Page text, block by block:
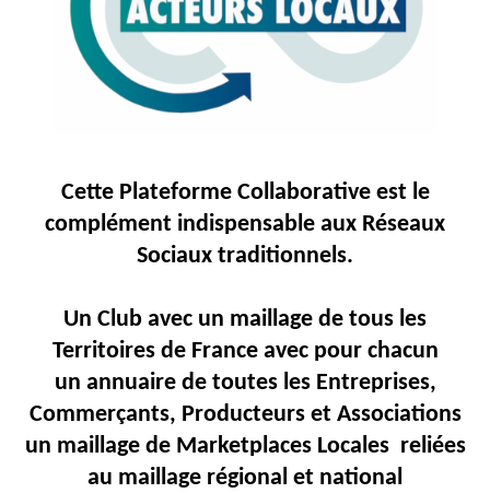
Rubriques
Adhésion
Devenir
partenaire
Cette Plateforme Collaborative est le
complément indispensable aux Réseaux
Sociaux traditionnels.
Un Club avec un maillage de tous les
Territoires de France avec pour chacun
un annuaire de toutes les Entreprises,
Commerçants, Producteurs et Associations
un maillage de Marketplaces Locales reliées
au maillage régional et national